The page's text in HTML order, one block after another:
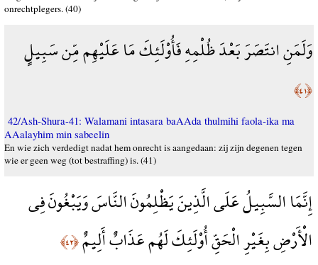
onrechtplegers. (40)
وَلَمَنِ انتَصَرَ بَعْدَ ظُلْمِهِ فَأُوْلَئِكَ مَا عَلَيْهِم مِّن سَبِيلٍ
﴿٤١﴾
42/Ash-Shura-41: Walamani intasara baAAda thulmihi faola-ika ma
AAalayhim min sabeelin
En wie zich verdedigt nadat hem onrecht is aangedaan: zij zijn degenen tegen
wie er geen weg (tot bestraffing) is. (41)
إِنَّمَا السَّبِيلُ عَلَى الَّذِينَ يَظْلِمُونَ النَّاسَ وَيَبْغُونَ فِي
الْأَرْضِ بِغَيْرِ الْحَقِّ أُوْلَئِكَ لَهُم عَذَابٌ أَلِيمٌ﴿٤٢﴾